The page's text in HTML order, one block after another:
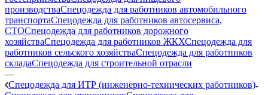
производстваСпецодежда для работников автомобильного
транспортаСпецодежда для работников автосервиса,
СТОСпецодежда для работников дорожного
хозяйстваСпецодежда для работников ЖКХСпецодежда для
работников сельского хозяйстваСпецодежда для работников
складаСпецодежда для строительной отрасли
—
Спецодежда для ИТР (инженерно-технических работников)